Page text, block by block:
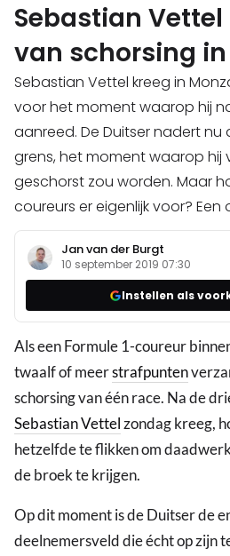
Sebastian
van schorsing in
Sebastian Vettel kreeg in
voor het moment waarop hij
aanreed. De Duitser nadert
grens, het moment waarop hij
geschorst zou worden. Maar
coureurs er eigenlijk voor? Een
Jan van der Burgt
10 september 2019 07:30
Instellen als
Als een Formule 1-coureur
twaalf of meerstrafpunten
schorsing van één race. Na de
Sebastian Vettelzondag kreeg,
hetzelfde te flikken om
de broek te krijgen.
Op dit moment is de Duitser de
deelnemersveld die écht op zijn